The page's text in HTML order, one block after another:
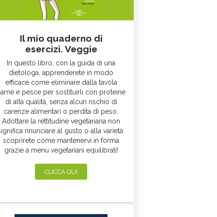
Il mio quaderno di
esercizi. Veggie
In questo libro, con la guida di una
dietologa, apprenderete in modo
efficace come eliminare dalla tavola
e pesce per sostituirli con proteine
di alta qualità, senza alcun rischio di
carenze alimentari o perdita di peso.
Adottare la rettitudine vegetariana non
rinunciare al gusto o alla varietà:
scoprirete come mantenervi in forma
grazie a menu vegetariani equilibrati!
CLICCA QUI